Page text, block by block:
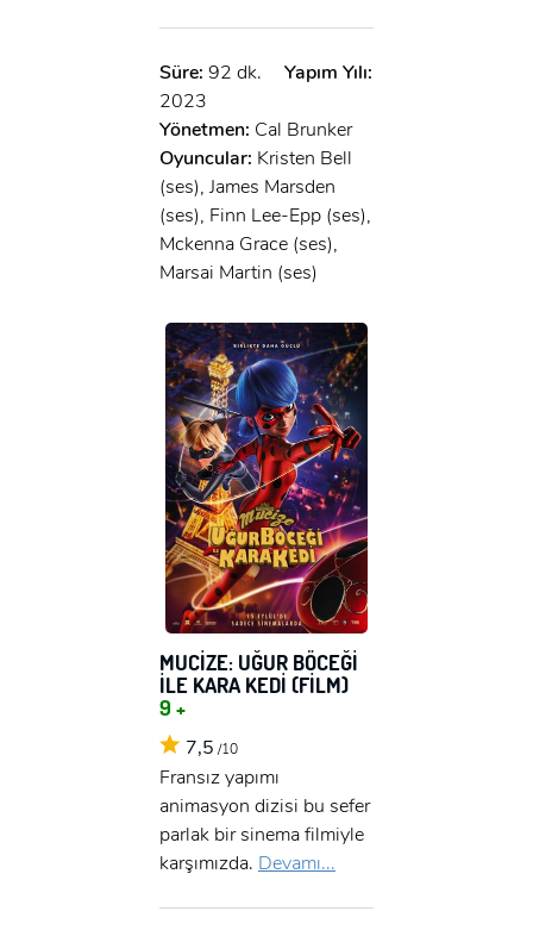
Süre: 92 dk.
Yapım Yılı:
2023
Yönetmen: Cal Brunker
Oyuncular: Kristen Bell
(ses), James Marsden
(ses), Finn Lee-Epp (ses),
Mckenna Grace (ses),
Marsai Martin (ses)
MUCİZE: UĞUR BÖCEĞİ
İLE KARA KEDİ (FİLM)
9 +
7,5 /10
Fransız yapımı
animasyon dizisi bu sefer
parlak bir sinema filmiyle
karşımızda. Devamı...